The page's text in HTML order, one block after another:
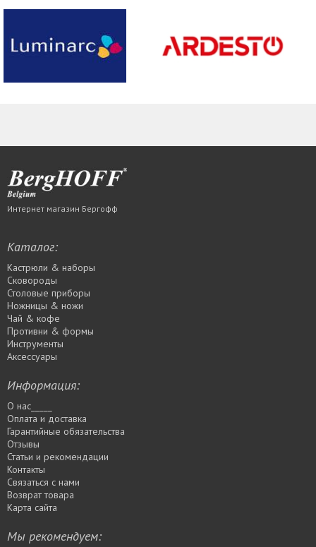
Интернет магазин Бергофф
Каталог:
Кастрюли & наборы
Сковороды
Столовые приборы
Ножницы & ножи
Чай & кофе
Противни & формы
Инструменты
Аксессуары
Информация:
О нас_____
Оплата и доставка
Гарантийные обязательства
Отзывы
Статьи и рекомендации
Контакты
Связаться с нами
Возврат товара
Карта сайта
Мы рекомендуем: